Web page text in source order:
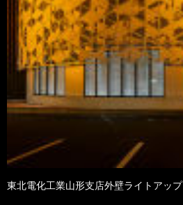
東北電化工業山形支店外壁ライトアップ